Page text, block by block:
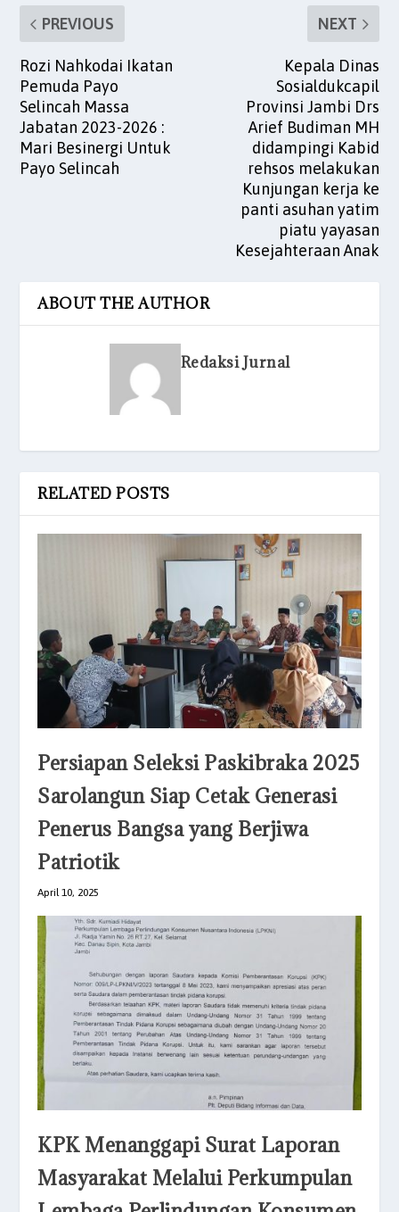
o
k
PREVIOUS
Rozi Nahkodai Ikatan
Pemuda Payo
Selincah Massa
Jabatan 2023-2026 :
Mari Besinergi Untuk
Payo Selincah
NEXT
Kepala Dinas
Sosialdukcapil
Provinsi Jambi Drs
Arief Budiman MH
didampingi Kabid
rehsos melakukan
Kunjungan kerja ke
panti asuhan yatim
piatu yayasan
Kesejahteraan Anak
ABOUT THE AUTHOR
Redaksi Jurnal
RELATED POSTS
Persiapan Seleksi Paskibraka 2025
Sarolangun Siap Cetak Generasi
Penerus Bangsa yang Berjiwa
Patriotik
April 10, 2025
KPK Menanggapi Surat Laporan
Masyarakat Melalui Perkumpulan